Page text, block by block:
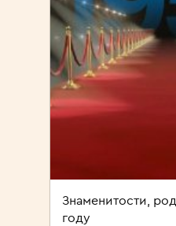
Знаменитости,
году